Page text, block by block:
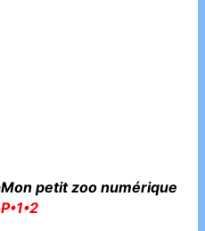
Mon petit zoo numérique
P•1•2